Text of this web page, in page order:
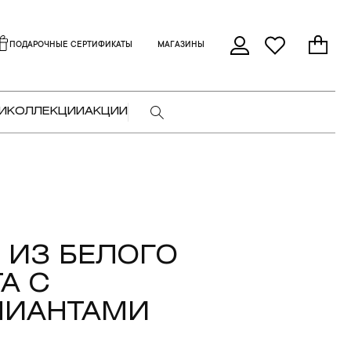
ПОДАРОЧНЫЕ СЕРТИФИКАТЫ МАГАЗИНЫ
КОЛЛЕКЦИИАКЦИИ
ИЗ БЕЛОГО
С